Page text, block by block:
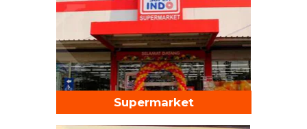
Supermarket